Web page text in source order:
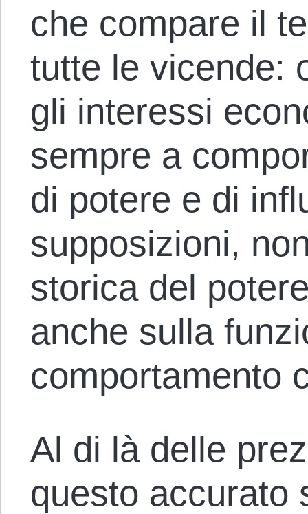
che compare il
tutte le vicende:
gli interessi
sempre a
di potere e di
supposizioni,
storica del
anche sulla
comportamento
Al di là delle
questo accurato